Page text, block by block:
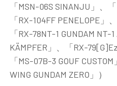
「MSN-06S SINANJU」、
「RX-104FF PENELOPE」
「RX-78NT-1 GUNDAM NT-
KÄMPFER」、「RX-
「MS-07B-3 GOUF
WING GUNDAM ZERO」）